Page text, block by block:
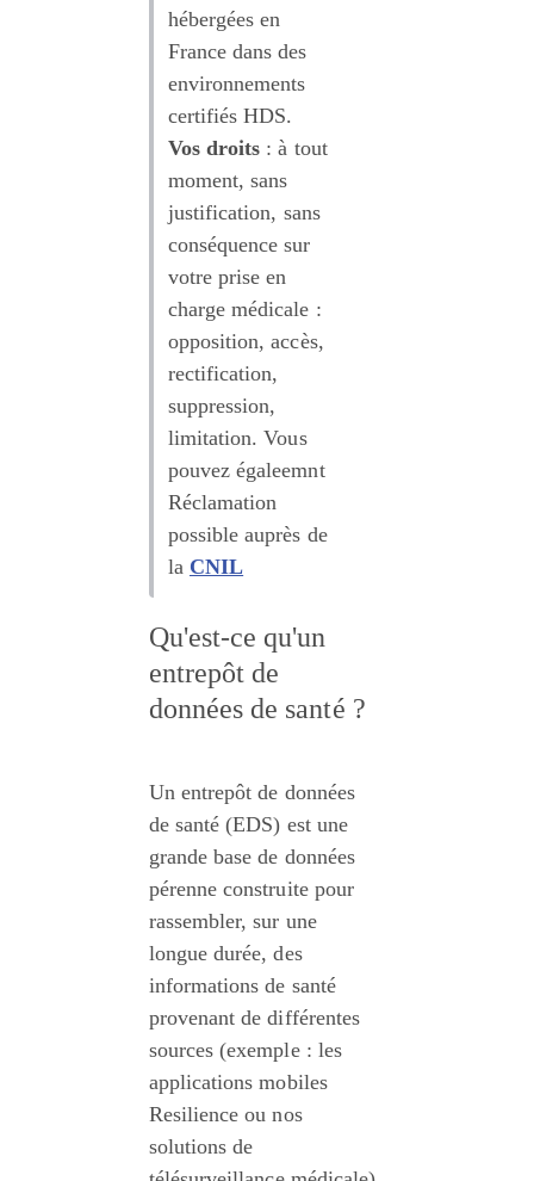
hébergées en
France dans des
environnements
certifiés HDS.
Vos droits : à tout
moment, sans
justification, sans
conséquence sur
votre prise en
charge médicale :
opposition, accès,
rectification,
suppression,
limitation. Vous
pouvez égaleemnt
Réclamation
possible auprès de
la CNIL
Qu'est-ce qu'un
entrepôt de
données de santé ?
Un entrepôt de données
de santé (EDS) est une
grande base de données
pérenne construite pour
rassembler, sur une
longue durée, des
informations de santé
provenant de différentes
sources (exemple : les
applications mobiles
Resilience ou nos
solutions de